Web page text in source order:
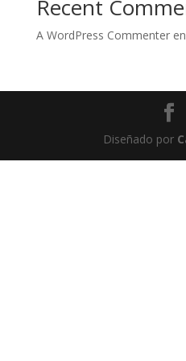
Recent
A WordPress Commenteren
Diseñado por